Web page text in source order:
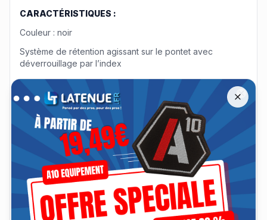
CARACTÉRISTIQUES :
Couleur : noir
Système de rétention agissant sur le pontet avec
déverrouillage par l’index
Dégainée rapide et naturelle : le doigt le long de la
carcasse
Rengainée avec verrouillage automatique : un « clic »
distinct signale que l’alarme est sécurisée
Si l’arme est tirée vers le haut avant d’avoir appuyé sur le
bouton, ce dernier se bloque et interdit la sortie de
l’arme. C’est une sécurité supplémentaire prévue en cas
de tentative d’arrachage Passage de ceinture : 45mm
Disponible en droitier et gaucher
COMPOSITION :
Offre spéciale A10 Équipement jusqu'à −30 %
Remise jusqu'à 30 % sur les tenues A10 Équipement jusqu'au 13
Close